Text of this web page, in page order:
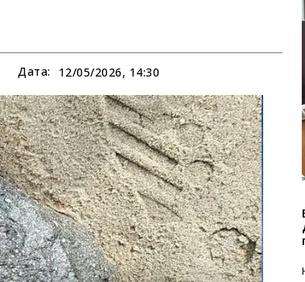
Дата: 12/05/2026, 14:30